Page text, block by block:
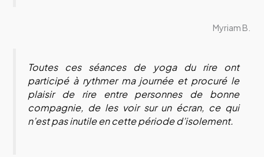
Myriam B.
Toutes ces séances de yoga du rire ont
participé à rythmer ma journée et procuré le
plaisir de rire entre personnes de bonne
compagnie, de les voir sur un écran, ce qui
n’est pas inutile en cette période d’isolement.